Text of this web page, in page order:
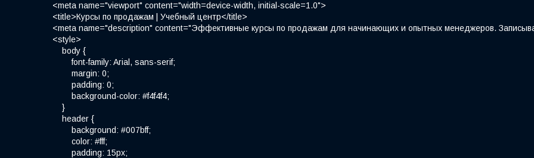
<meta name="viewport" content="width=device-width, initial-scale=1.0">
<title>Курсы по продажам | Учебный центр</title>
<meta name="description" content="Эффективные курсы по продажам для начинающих и опытных менеджеров.
<style>
body {
font-family: Arial, sans-serif;
margin: 0;
padding: 0;
background-color: #f4f4f4;
}
header {
background: #007bff;
color: #fff;
padding: 15px;